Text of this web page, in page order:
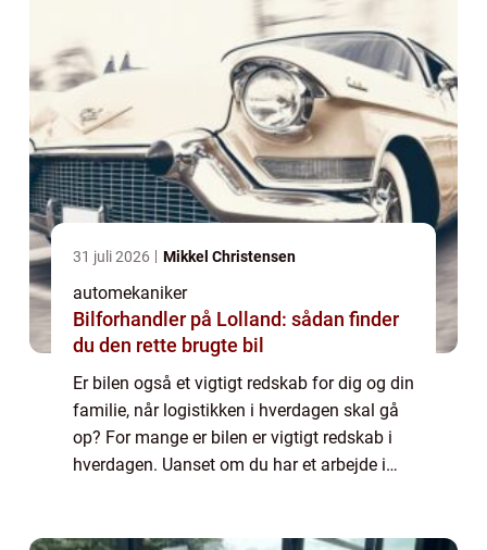
31 juli 2026 Mikkel Christensen
automekaniker
Bilforhandler på Lolland: sådan finder
du den rette brugte bil
Er bilen også et vigtigt redskab for dig og din
familie, når logistikken i hverdagen skal gå
op? For mange er bilen er vigtigt redskab i
hverdagen. Uanset om du har et arbejde i